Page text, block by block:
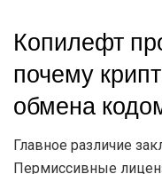
Копилефт
почему
обмена
Главное различие
Пермиссивные